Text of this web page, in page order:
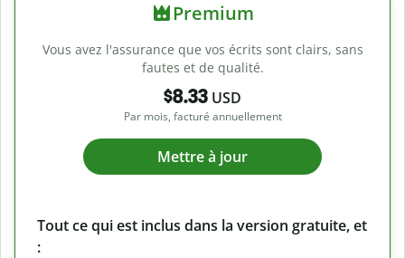
Premium
Vous avez l'assurance que vos écrits sont clairs, sans
fautes et de qualité.
$8.33 USD
Par mois, facturé annuellement
Mettre à jour
Tout ce qui est inclus dans la version gratuite, et
: